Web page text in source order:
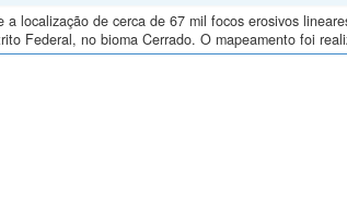
a localização de cerca de 67 mil focos erosivos
Federal, no bioma Cerrado. O mapeamento foi